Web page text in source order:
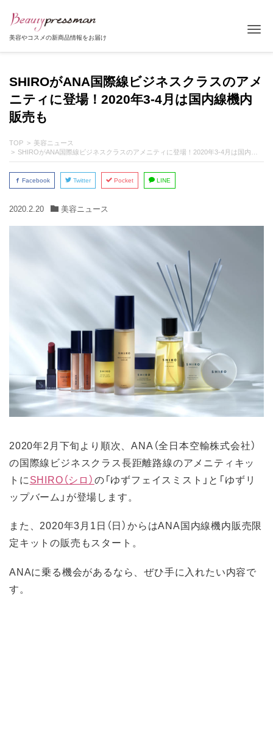
美容やコスメの新商品情報をお届け
SHIROがANA国際線ビジネスクラスのアメ
ニティに登場！2020年3-4月は国内線機内
販売も
TOP
美容ニュース
SHIROがANA国際線ビジネスクラスのアメニティに登場！2020年3-4月は国内線機内販売も
Facebook Twitter Pocket LINE
2020.2.20 美容ニュース
2020年2月下旬より順次、ANA（全日本空輸株式会社）
の国際線ビジネスクラス長距離路線のアメニティキッ
トにSHIRO（シロ）の「ゆずフェイスミスト」と「ゆずリ
ップバーム」が登場します。
また、2020年3月1日（日）からはANA国内線機内販売限
定キットの販売もスタート。
ANAに乗る機会があるなら、ぜひ手に入れたい内容で
す。